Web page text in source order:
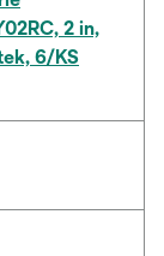
2 in,
6/KS